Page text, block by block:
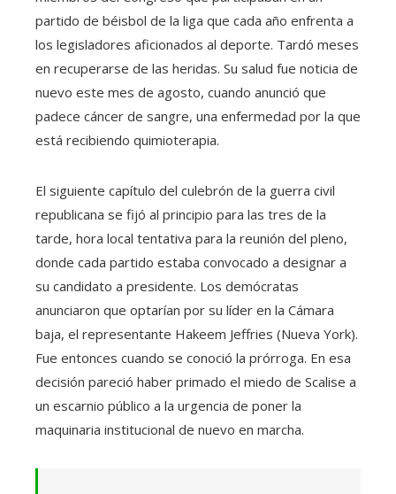
partido de béisbol de la liga que cada año enfrenta a
los legisladores aficionados al deporte. Tardó meses
en recuperarse de las heridas. Su salud fue noticia de
nuevo este mes de agosto, cuando anunció que
padece cáncer de sangre, una enfermedad por la que
está recibiendo quimioterapia.
El siguiente capítulo del culebrón de la guerra civil
republicana se fijó al principio para las tres de la
tarde, hora local tentativa para la reunión del pleno,
donde cada partido estaba convocado a designar a
su candidato a presidente. Los demócratas
anunciaron que optarían por su líder en la Cámara
baja, el representante Hakeem Jeffries (Nueva York).
Fue entonces cuando se conoció la prórroga. En esa
decisión pareció haber primado el miedo de Scalise a
un escarnio público a la urgencia de poner la
maquinaria institucional de nuevo en marcha.